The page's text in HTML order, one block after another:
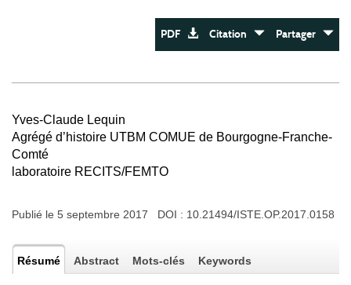
PDF Citation Partager
Yves-Claude Lequin
Agrégé d’histoire UTBM COMUE de Bourgogne-Franche-
Comté
laboratoire RECITS/FEMTO
Publié le 5 septembre 2017 DOI : 10.21494/ISTE.OP.2017.0158
Résumé Abstract Mots-clés Keywords